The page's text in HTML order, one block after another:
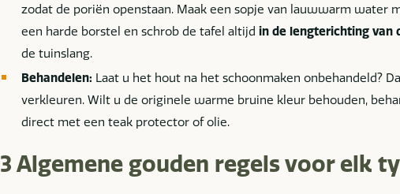
zodat de poriën openstaan. Maak een sopje van lauwwarm water
een harde borstel en schrob de tafel altijd in de lengterichting van
de tuinslang.
Behandelen: Laat u het hout na het schoonmaken onbehandeld?
verkleuren. Wilt u de originele warme bruine kleur behouden,
direct met een teak protector of olie.
3 Algemene gouden regels voor elk